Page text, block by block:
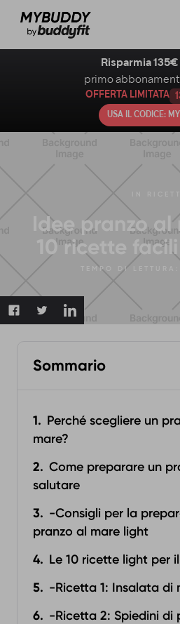
Idee pranzo al
10 ricette
TEMPO DI
Sommario
Perché scegliere un
mare?
Come preparare un
salutare
-Consigli per la
pranzo al mare light
Le 10 ricette light per
-Ricetta 1: Insalata di
-Ricetta 2: Spiedini di
Risparmia 135€
primo
OFFERTA LIMITATA
USA IL CODICE: